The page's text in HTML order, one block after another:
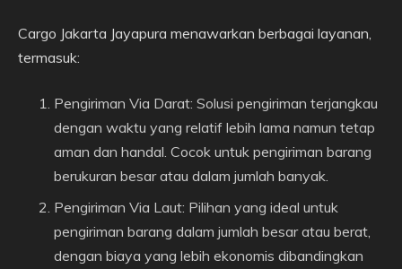
Cargo Jakarta Jayapura menawarkan berbagai layanan,
termasuk:
Pengiriman Via Darat: Solusi pengiriman terjangkau
dengan waktu yang relatif lebih lama namun tetap
aman dan handal. Cocok untuk pengiriman barang
berukuran besar atau dalam jumlah banyak.
Pengiriman Via Laut: Pilihan yang ideal untuk
pengiriman barang dalam jumlah besar atau berat,
dengan biaya yang lebih ekonomis dibandingkan